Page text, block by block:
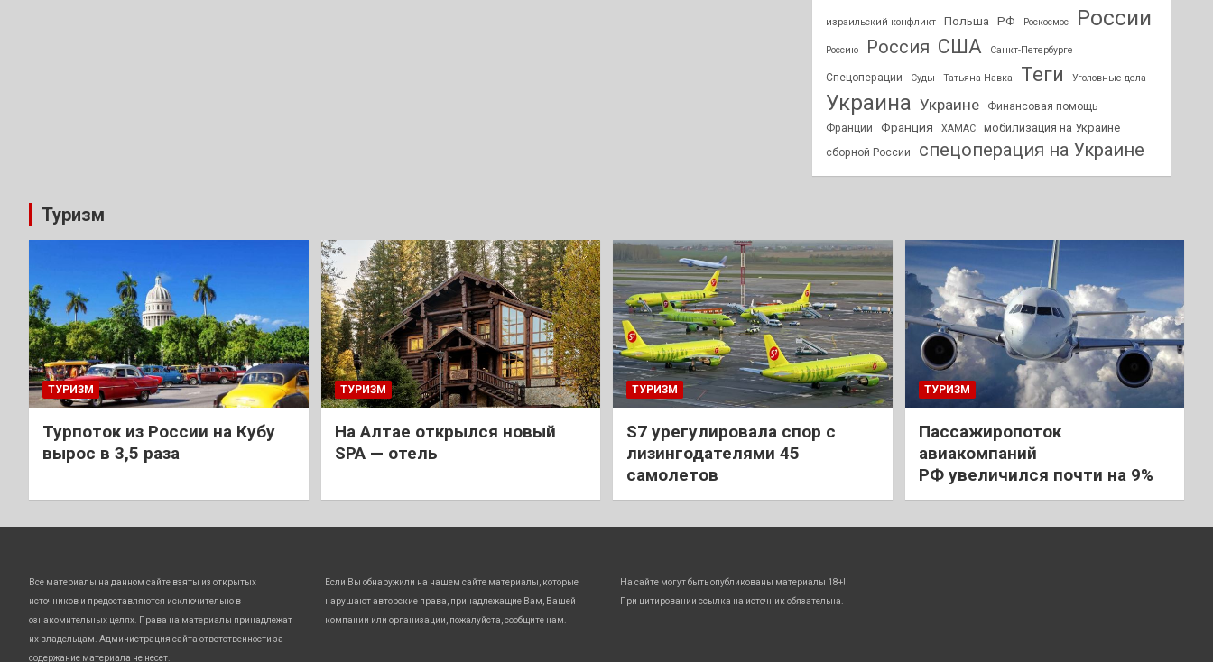
израильский конфликт Польша РФ Роскосмос России
Россию Россия США Санкт-Петербурге
Спецоперации Суды Татьяна Навка Теги Уголовные дела
Украина Украине
Финансовая помощь
Франции
Франция ХАМАС мобилизация на Украине
сборной России спецоперация на Украине
Туризм
ТУРИЗМ
Турпоток из России на Кубу
вырос в 3,5 раза
ТУРИЗМ
На Алтае открылся новый
SPA — отель
ТУРИЗМ
S7 урегулировала спор с
лизингодателями 45
самолетов
ТУРИЗМ
Пассажиропоток
авиакомпаний
РФ увеличился почти на 9%
Все материалы на данном сайте взяты из открытых
источников и предоставляются исключительно в
ознакомительных целях. Права на материалы принадлежат
их владельцам. Администрация сайта ответственности за
содержание материала не несет.
Если Вы обнаружили на нашем сайте материалы, которые
нарушают авторские права, принадлежащие Вам, Вашей
компании или организации, пожалуйста, сообщите нам.
На сайте могут быть опубликованы материалы 18+!
При цитировании ссылка на источник обязательна.